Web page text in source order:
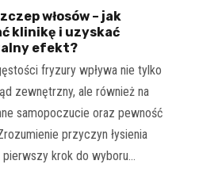
włosów – jak
klinikę i uzyskać
efekt?
fryzury wpływa nie tylko
zewnętrzny, ale również na
samopoczucie oraz pewność
przyczyn łysienia
krok do wyboru…